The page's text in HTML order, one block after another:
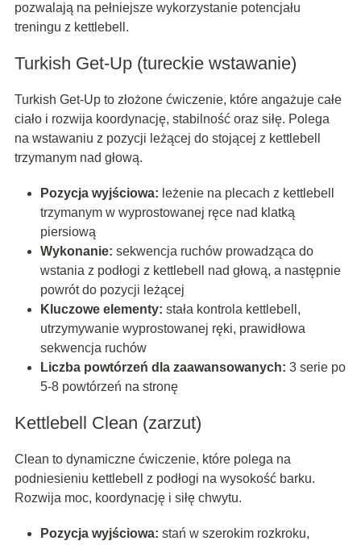
pozwalają na pełniejsze wykorzystanie potencjału
treningu z kettlebell.
Turkish Get-Up (tureckie wstawanie)
Turkish Get-Up to złożone ćwiczenie, które angażuje całe
ciało i rozwija koordynację, stabilność oraz siłę. Polega
na wstawaniu z pozycji leżącej do stojącej z kettlebell
trzymanym nad głową.
Pozycja wyjściowa: leżenie na plecach z kettlebell
trzymanym w wyprostowanej ręce nad klatką
piersiową
Wykonanie: sekwencja ruchów prowadząca do
wstania z podłogi z kettlebell nad głową, a następnie
powrót do pozycji leżącej
Kluczowe elementy: stała kontrola kettlebell,
utrzymywanie wyprostowanej ręki, prawidłowa
sekwencja ruchów
Liczba powtórzeń dla zaawansowanych: 3 serie po
5-8 powtórzeń na stronę
Kettlebell Clean (zarzut)
Clean to dynamiczne ćwiczenie, które polega na
podniesieniu kettlebell z podłogi na wysokość barku.
Rozwija moc, koordynację i siłę chwytu.
Pozycja wyjściowa: stań w szerokim rozkroku,